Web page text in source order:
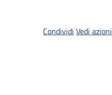
Condividi Vedi azioni